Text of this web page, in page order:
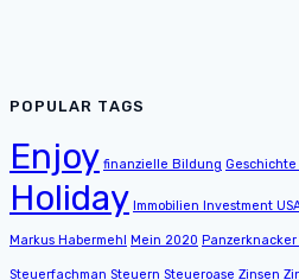
POPULAR TAGS
Enjoy finanzielle Bildung
Holiday Immobilien Investment
Markus Habermehl Mein 2020
Steuerfachman Steuern Steueroase Zinsen